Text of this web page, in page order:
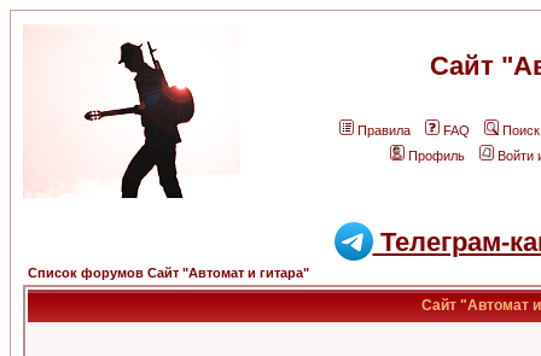
Сайт
Правила FAQ
Поиск
Профиль
Войти
Телеграм-
Список форумов Сайт "Автомат и гитара"
Сайт "Автомат и